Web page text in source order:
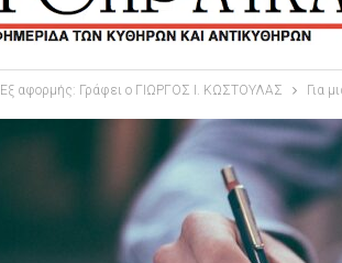
Εξ αφορμής: Γράφει ο ΓΙΩΡΓΟΣ Ι. ΚΩΣΤΟΥΛΑΣ Για